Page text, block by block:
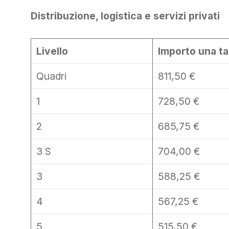
Distribuzione, logistica e servizi privati
Livello Importo una
Quadri 811,50 €
1 728,50 €
2 685,75 €
3 S 704,00 €
3 588,25 €
4 567,25 €
5 515,50 €